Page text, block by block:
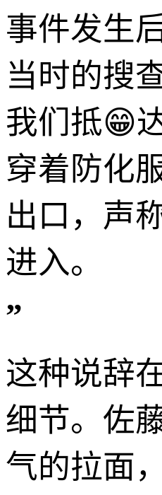
事件发生
当时的搜
我们抵😁
穿着防化
出口，声
进入。
”
这种说辞
细节。佐
气的拉面